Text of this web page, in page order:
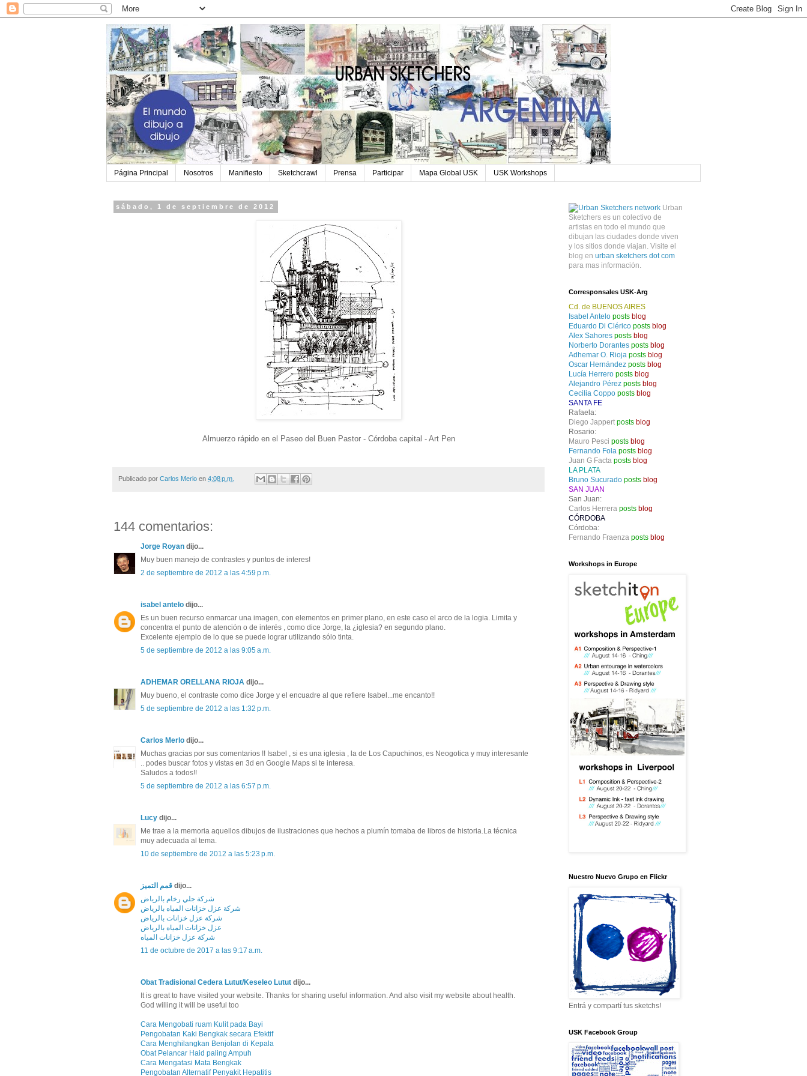
Página Principal Nosotros Manifiesto Sketchcrawl Prensa Participar Mapa Global USK USK Workshops
sábado, 1 de septiembre de 2012
Almuerzo rápido en el Paseo del Buen Pastor - Córdoba capital - Art Pen
Publicado por Carlos Merlo en 4:08 p.m.
144 comentarios:
Jorge Royan dijo...
Muy buen manejo de contrastes y puntos de interes!
2 de septiembre de 2012 a las 4:59 p.m.
isabel antelo dijo...
Es un buen recurso enmarcar una imagen, con elementos en primer plano, en este caso el arco de la logia. Limita y
concentra el punto de atención o de interés , como dice Jorge, la ¿iglesia? en segundo plano.
Excelente ejemplo de lo que se puede lograr utilizando sólo tinta.
5 de septiembre de 2012 a las 9:05 a.m.
ADHEMAR ORELLANA RIOJA dijo...
Muy bueno, el contraste como dice Jorge y el encuadre al que refiere Isabel...me encanto!!
5 de septiembre de 2012 a las 1:32 p.m.
Carlos Merlo dijo...
Muchas gracias por sus comentarios !! Isabel , si es una iglesia , la de Los Capuchinos, es Neogotica y muy interesante
.. podes buscar fotos y vistas en 3d en Google Maps si te interesa.
Saludos a todos!!
5 de septiembre de 2012 a las 6:57 p.m.
Lucy dijo...
Me trae a la memoria aquellos dibujos de ilustraciones que hechos a plumín tomaba de libros de historia.La técnica
muy adecuada al tema.
10 de septiembre de 2012 a las 5:23 p.m.
قمم التميز dijo...
شركة جلي رخام بالرياض
شركة عزل خزانات المياه بالرياض
شركة عزل خزانات بالرياض
عزل خزانات المياه بالرياض
شركة عزل خزانات المياه
11 de octubre de 2017 a las 9:17 a.m.
Obat Tradisional Cedera Lutut/Keseleo Lutut dijo...
It is great to have visited your website. Thanks for sharing useful information. And also visit my website about health.
God willing it will be useful too
Cara Mengobati ruam Kulit pada Bayi
Pengobatan Kaki Bengkak secara Efektif
Cara Menghilangkan Benjolan di Kepala
Obat Pelancar Haid paling Ampuh
Cara Mengatasi Mata Bengkak
Pengobatan Alternatif Penyakit Hepatitis
Urban
Sketchers es un colectivo de
artistas en todo el mundo que
dibujan las ciudades donde viven
y los sitios donde viajan. Visite el
blog en urban sketchers dot com
para mas información.
Corresponsales USK-Arg
Cd. de BUENOS AIRES
Isabel Antelo posts blog
Eduardo Di Clérico posts blog
Alex Sahores posts blog
Norberto Dorantes posts blog
Adhemar O. Rioja posts blog
Oscar Hernández posts blog
Lucía Herrero posts blog
Alejandro Pérez posts blog
Cecilia Coppo posts blog
SANTA FE
Rafaela:
Diego Jappert posts blog
Rosario:
Mauro Pesci posts blog
Fernando Fola posts blog
Juan G Facta posts blog
LA PLATA
Bruno Sucurado posts blog
SAN JUAN
San Juan:
Carlos Herrera posts blog
CÓRDOBA
Córdoba:
Fernando Fraenza posts blog
Workshops in Europe
Nuestro Nuevo Grupo en Flickr
Entrá y compartí tus sketchs!
USK Facebook Group